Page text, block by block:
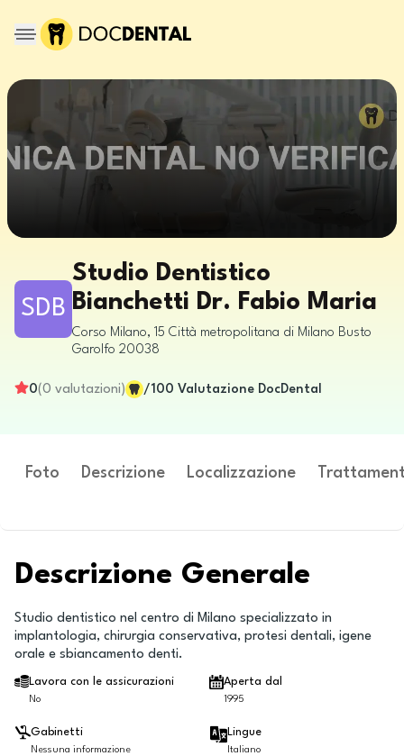
SDB
Studio Dentistico
Bianchetti Dr. Fabio Maria
Corso Milano, 15 Città metropolitana di Milano Busto
Garolfo 20038
0(0 valutazioni) /100 Valutazione DocDental
Foto Descrizione Localizzazione
Descrizione Generale
Studio dentistico nel centro di Milano specializzato in
implantologia, chirurgia conservativa, protesi dentali, igene
orale e sbiancamento denti.
Lavora con le assicurazioni
No
Aperta dal
1995
Gabinetti
Nessuna informazione
Lingue
Italiano